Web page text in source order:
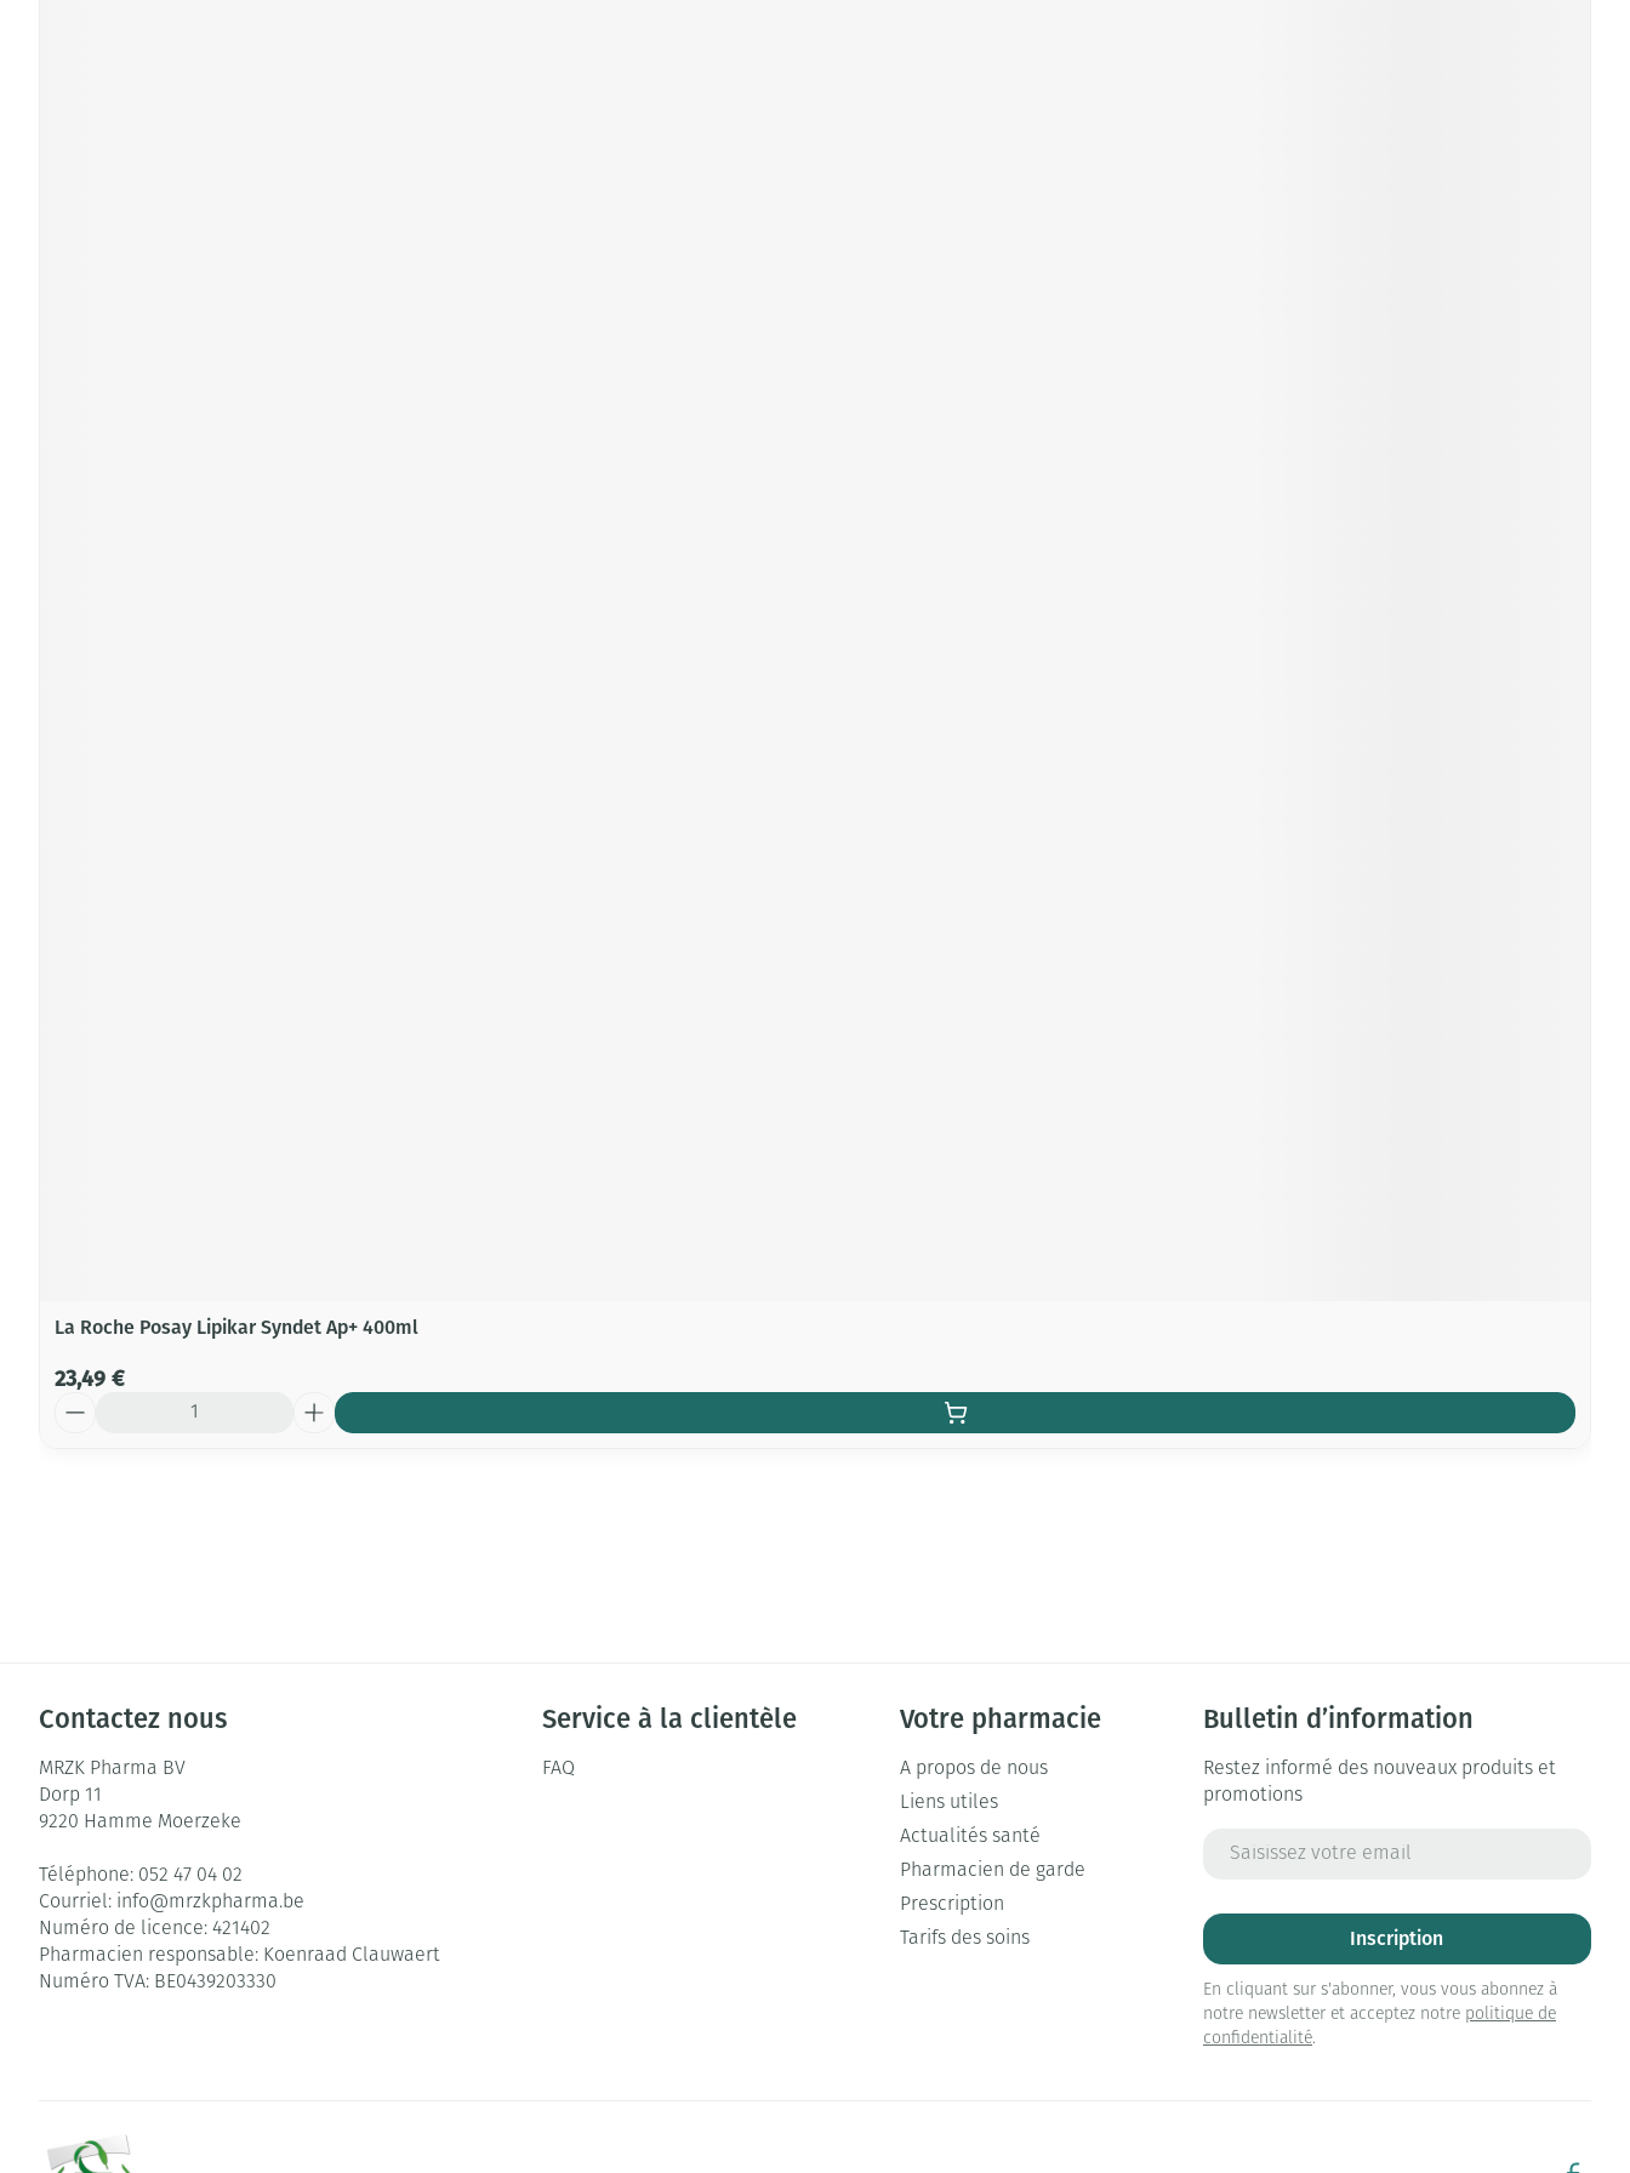
La Roche Posay Lipikar Syndet Ap+ 400ml
23,49 €
Contactez nous
MRZK Pharma BV
Dorp 11
9220 Hamme Moerzeke
Téléphone: 052 47 04 02
Courriel: info@mrzkpharma.be
Numéro de licence: 421402
Pharmacien responsable: Koenraad Clauwaert
Numéro TVA: BE0439203330
Service à la clientèle
FAQ
Votre pharmacie
A propos de nous
Liens utiles
Actualités santé
Pharmacien de garde
Prescription
Tarifs des soins
Bulletin d’information
Restez informé des nouveaux produits et
promotions
Inscription
En cliquant sur s'abonner, vous vous abonnez à
notre newsletter et acceptez notre politique de
confidentialité.